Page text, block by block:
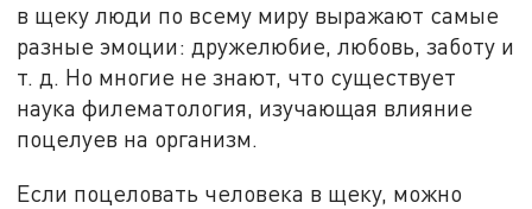
в щеку люди по всему миру выражают самые
разные эмоции: дружелюбие, любовь, заботу и
т. д. Но многие не знают, что существует
наука филематология, изучающая влияние
поцелуев на организм.
Если поцеловать человека в щеку, можно